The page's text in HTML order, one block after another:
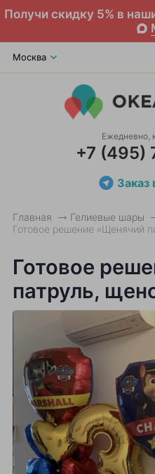
Получи скидку 5% в
Москва
Ежедневно,
+7 (495)
Заказ
Главная Гелиевые шары
Готовое решение «Щенячий
Готовое
патруль,